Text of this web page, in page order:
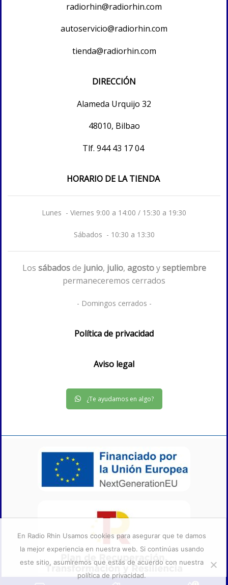
radiorhin@radiorhin.com
autoservicio@radiorhin.com
tienda@radiorhin.com
DIRECCIÓN
Alameda Urquijo 32
48010, Bilbao
Tlf. 944 43 17 04
HORARIO DE LA TIENDA
Lunes - Viernes 9:00 a 14:00 / 15:30 a 19:30
Sábados - 10:30 a 13:30
Los sábadosde junio, julio, agostoyseptiembre
permaneceremos cerrados
- Domingos cerrados -
Política de privacidad
Aviso legal
¿Te ayudamos en algo?
En Radio Rhin Usamos cookies para asegurar que te damos
la mejor experiencia en nuestra web. Si continúas usando
este sitio, asumiremos que estás de acuerdo con nuestra
política de privacidad.